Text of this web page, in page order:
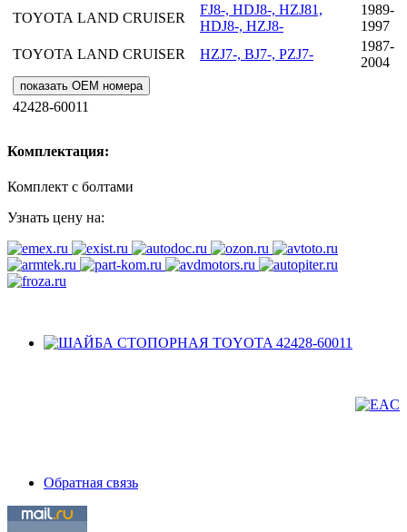
TOYOTA LAND CRUISER
FJ8-, HDJ8-, HZJ81,
HDJ8-, HZJ8-
1989-
1997
TOYOTA LAND CRUISER HZJ7-, BJ7-, PZJ7-
1987-
2004
показать OEM номера
42428-60011
Комплектация:
Комплект с болтами
Узнать цену на:
Обратная связь